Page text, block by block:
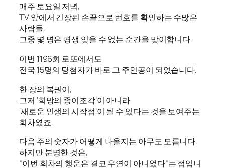
매주 토요일 저녁,
TV 앞에서 긴장된 손끝으로 번호를 확인하는 수많은
사람들.
그중 몇 명은 평생 잊을 수 없는 순간을 맞이합니다.
이번 1196회 로또에서도
전국 15명의 당첨자가 바로 그 주인공이 되었습니다.
한 장의 복권이,
그저 ‘희망의 종이조각’이 아니라
‘새로운 인생의 시작점’이 될 수 있다는 것을 보여주는
회차였죠.
다음 주의 숫자가 어떻게 나올지는 아무도 모릅니다.
하지만 분명한 것은,
“이번 회차의 행운은 결코 우연이 아니었다”는 점입니